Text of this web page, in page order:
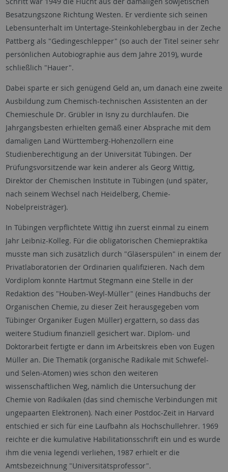
Besatzungszone Richtung Westen. Er verdiente sich seinen
Lebensunterhalt im Untertage-Steinkohlebergbau in der Zeche
Pattberg als "Gedingeschlepper" (so auch der Titel seiner sehr
persönlichen Autobiographie aus dem Jahre 2019), wurde
schließlich "Hauer".
Dabei sparte er sich genügend Geld an, um danach eine zweite
Ausbildung zum Chemisch-technischen Assistenten an der
Chemieschule Dr. Grübler in Isny zu durchlaufen. Die
Jahrgangsbesten erhielten gemäß einer Absprache mit dem
damaligen Land Württemberg-Hohenzollern eine
Studienberechtigung an der Universität Tübingen. Der
Prüfungsvorsitzende war kein anderer als Georg Wittig,
Direktor der Chemischen Institute in Tübingen (und später,
nach seinem Wechsel nach Heidelberg, Chemie-
Nobelpreisträger).
In Tübingen verpflichtete Wittig ihn zuerst einmal zu einem
Jahr Leibniz-Kolleg. Für die obligatorischen Chemiepraktika
musste man sich zusätzlich durch "Gläserspülen" in einem der
Privatlaboratorien der Ordinarien qualifizieren. Nach dem
Vordiplom konnte Hartmut Stegmann eine Stelle in der
Redaktion des "Houben-Weyl-Müller" (eines Handbuchs der
Organischen Chemie, zu dieser Zeit herausgegeben vom
Tübinger Organiker Eugen Müller) ergattern, so dass das
weitere Studium finanziell gesichert war. Diplom- und
Doktorarbeit fertigte er dann im Arbeitskreis eben von Eugen
Müller an. Die Thematik (organische Radikale mit Schwefel-
und Selen-Atomen) wies schon den weiteren
wissenschaftlichen Weg, nämlich die Untersuchung der
Chemie von Radikalen (das sind chemische Verbindungen mit
ungepaarten Elektronen). Nach einer Postdoc-Zeit in Harvard
entschied er sich für eine Laufbahn als Hochschullehrer. 1969
reichte er die kumulative Habilitationsschrift ein und es wurde
ihm die venia legendi verliehen, 1987 erhielt er die
Amtsbezeichnung "Universitätsprofessor".